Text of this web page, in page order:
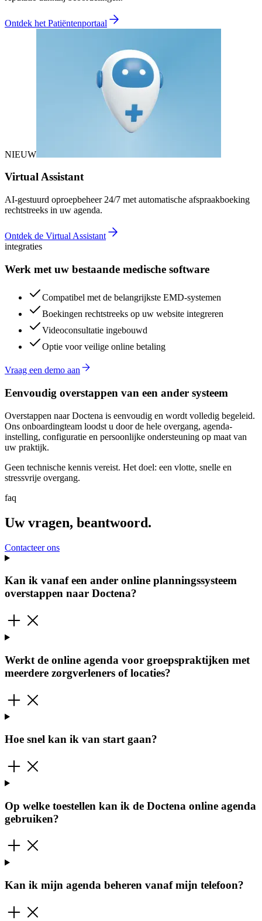
Ontdek het Patiëntenportaal
NIEUW
Virtual Assistant
AI-gestuurd oproepbeheer 24/7 met automatische afspraakboeking
rechtstreeks in uw agenda.
Ontdek de Virtual Assistant
integraties
Werk met uw bestaande medische software
Compatibel met de belangrijkste EMD-systemen
Boekingen rechtstreeks op uw website integreren
Videoconsultatie ingebouwd
Optie voor veilige online betaling
Vraag een demo aan
Eenvoudig overstappen van een ander systeem
Overstappen naar Doctena is eenvoudig en wordt volledig begeleid.
Ons onboardingteam loodst u door de hele overgang, agenda-
instelling, configuratie en persoonlijke ondersteuning op maat van
uw praktijk.
Geen technische kennis vereist. Het doel: een vlotte, snelle en
stressvrije overgang.
faq
Uw vragen, beantwoord.
Contacteer ons
Kan ik vanaf een ander online planningssysteem
overstappen naar Doctena?
Werkt de online agenda voor groepspraktijken met
meerdere zorgverleners of locaties?
Hoe snel kan ik van start gaan?
Op welke toestellen kan ik de Doctena online agenda
gebruiken?
Kan ik mijn agenda beheren vanaf mijn telefoon?